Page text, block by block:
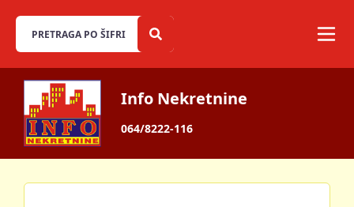
Info Nekretnine
064/8222-116